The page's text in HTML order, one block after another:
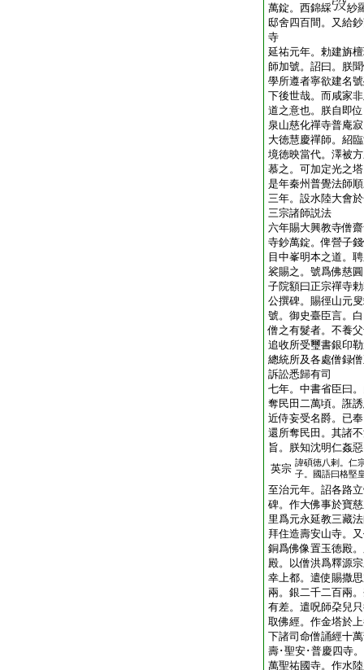
萬錠。西錦綵
紗
邸舍四百間。又給
寺
延祐元年。勅建旃
師加號。詔曰。朕
學所遵者寧欲建名
下後世哉。而咸家
道之意也。朕自即
泉山慈化禪寺普庵
大徳慧慶禪師。紹
境徳映當代。澤被
慕之。可加定光之
是年秦州普覺法師
三年。設水陸大會
三宗諸師説法
六年賜大興教寺僧
寺鈔萬錠。俾營子
目中峯明本之道。
裟賜之。號爲佛慈
子院額曰正宗禪寺
公撰碑。賜徑山元
號。御史臺臣言。
僧之有髮者。不養
追收所受璽書銀印
總統所及各處僧録
訴訟悉歸有司
七年。中書省臣曰
奪民田二萬頃。誑
近侍妄受名爵。已
還所奪民田。其諸
旨。朕知沈明仁姦
英宗 諱碩徳八剌。仁
子。國語曰格堅
至治元年。詔各路
碑。作大佛事於寶
里爲元永延教三藏
拜住造壽安山寺。
銅爲佛像置玉徳殿
殿。以僧洪爲釋源
幸上都。遣使賜撒
兩。銀二千二百兩
有差。遣呪師朶兒
取佛經。作金塔於
下諸司命僧誦經十
壽･聖安･普慶四寺
萬聖祐國寺。作水